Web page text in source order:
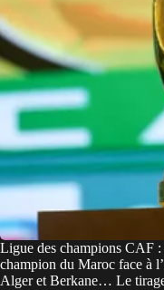
Ligue des champions CAF
champion du Maroc face à
Alger et Berkane… Le